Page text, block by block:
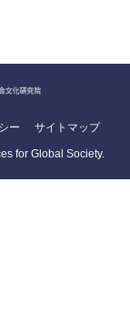
ー サイトマップ
for Global Society.